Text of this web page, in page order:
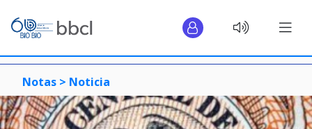
Notas > Noticia